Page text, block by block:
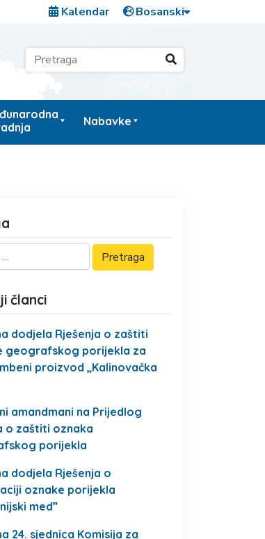
Kalendar
Nabavke
članci
dodjela Rješenja o zaštiti
geografskog porijekla za
proizvod „Kalinovačka
amandmani na Prijedlog
o zaštiti oznaka
porijekla
dodjela Rješenja o
oznake porijekla
med”
24. sjednica Komisija za